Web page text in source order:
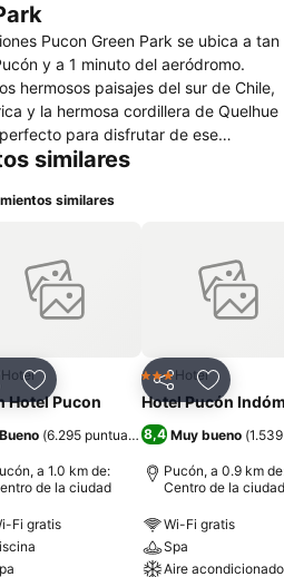
Pucon Green Park se ubica a tan
y a 1 minuto del aeródromo.
hermosos paisajes del sur de Chile,
y la hermosa cordillera de Quelhue
para disfrutar de ese
ideal, lejos del bullicio de la
vacaciones en familia. Deja atrás el
Green, donde los masajes y terapias
te harán olvidar tus
invita a disfrutar de un
de calor, acompañado además de
para compartir en familia.
similares
similares
Agregar a favoritos
Hotel
Hotel Pucon
Bueno (6.295 puntuaciones )
a 1.0 km de:
de la ciudad
Fi gratis
CompartirAgregar
3 Estrellas
Hotel
Hotel Pucón
8,4 Muy bueno (
Pucón, a 0.9 km
Centro de la ciudad
Wi-Fi gratis
Spa
Aire acondicionado